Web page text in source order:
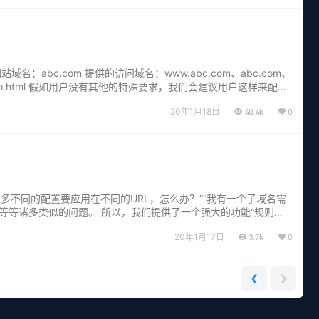
域名：abc.com 提供的访问域名：www.abc.com、abc.com、
假如用户没有其他的特殊要求，我们会建议用户这样来配
20年1月18日 40.4k 0
不同的配置要应用在不同的URL，怎么办？”“我有一个子域名需
诸多类似的问题。 所以，我们提供了一个强大的功能“规则自
20年1月17日 3.7k 0
❮ ❯